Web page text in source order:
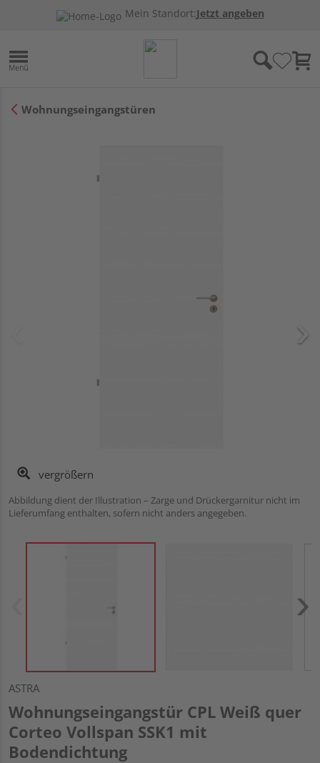
Mein Standort:Jetzt angeben
Wohnungseingangstüren
vergrößern
Abbildung dient der Illustration – Zarge und Drückergarnitur nicht im
Lieferumfang enthalten, sofern nicht anders angegeben.
ASTRA
Wohnungseingangstür CPL Weiß quer
Corteo Vollspan SSK1 mit
Bodendichtung